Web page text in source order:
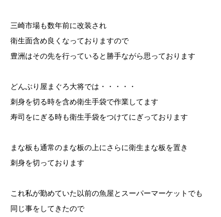
三崎市場も数年前に改装され
衛生面含め良くなっておりますので
豊洲はその先を行っていると勝手ながら思っております
どんぶり屋まぐろ大将では・・・・・
刺身を切る時を含め衛生手袋で作業してます
寿司をにぎる時も衛生手袋をつけてにぎっております
まな板も通常のまな板の上にさらに衛生まな板を置き
刺身を切っております
これ私が勤めていた以前の魚屋とスーパーマーケットでも
同じ事をしてきたので